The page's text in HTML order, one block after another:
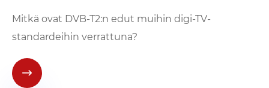
Mitkä ovat DVB-T2:n edut muihin digi-TV-
standardeihin verrattuna?
